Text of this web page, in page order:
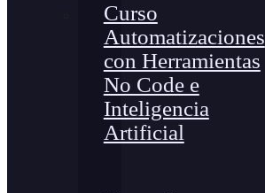
Curso
Automatizaciones
con Herramientas
No Code e
Inteligencia
Artificial